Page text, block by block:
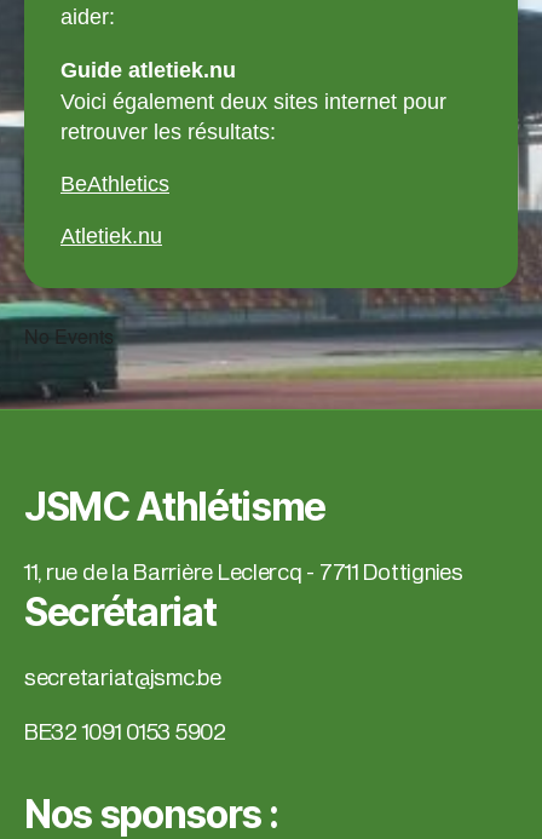
aider:
Guide atletiek.nu
Voici également deux sites internet pour
retrouver les résultats:
BeAthletics
Atletiek.nu
No Events
JSMC Athlétisme
11, rue de la Barrière Leclercq - 7711 Dottignies
Secrétariat
secretariat@jsmc.be
BE32 1091 0153 5902
Nos sponsors :